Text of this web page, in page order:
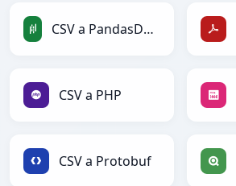
CSV a PandasDataFrame
CSV a PHP
CSV a Protobuf